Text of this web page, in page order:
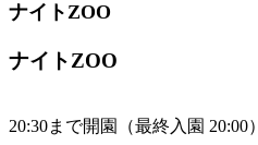
ナイトZOO
ナイトZOO
20:30まで開園（最終入園 20:00）